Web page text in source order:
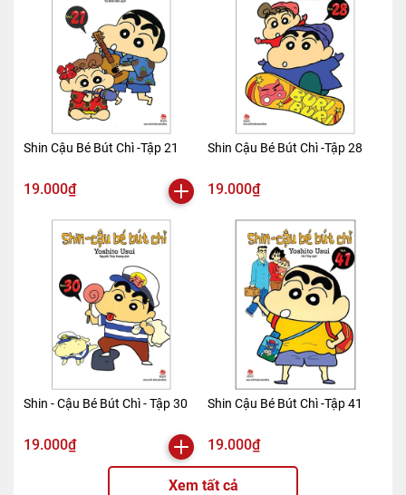
Shin Cậu Bé Bút Chì -Tập 21
19.000₫
Shin Cậu Bé Bút Chì -Tập 28
19.000₫
Shin - Cậu Bé Bút Chì - Tập 30
19.000₫
Shin Cậu Bé Bút Chì -Tập 41
19.000₫
Xem tất cả